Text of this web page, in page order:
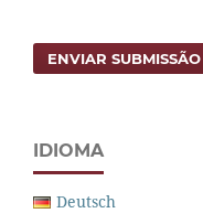
ENVIAR SUBMISSÃO
IDIOMA
Deutsch